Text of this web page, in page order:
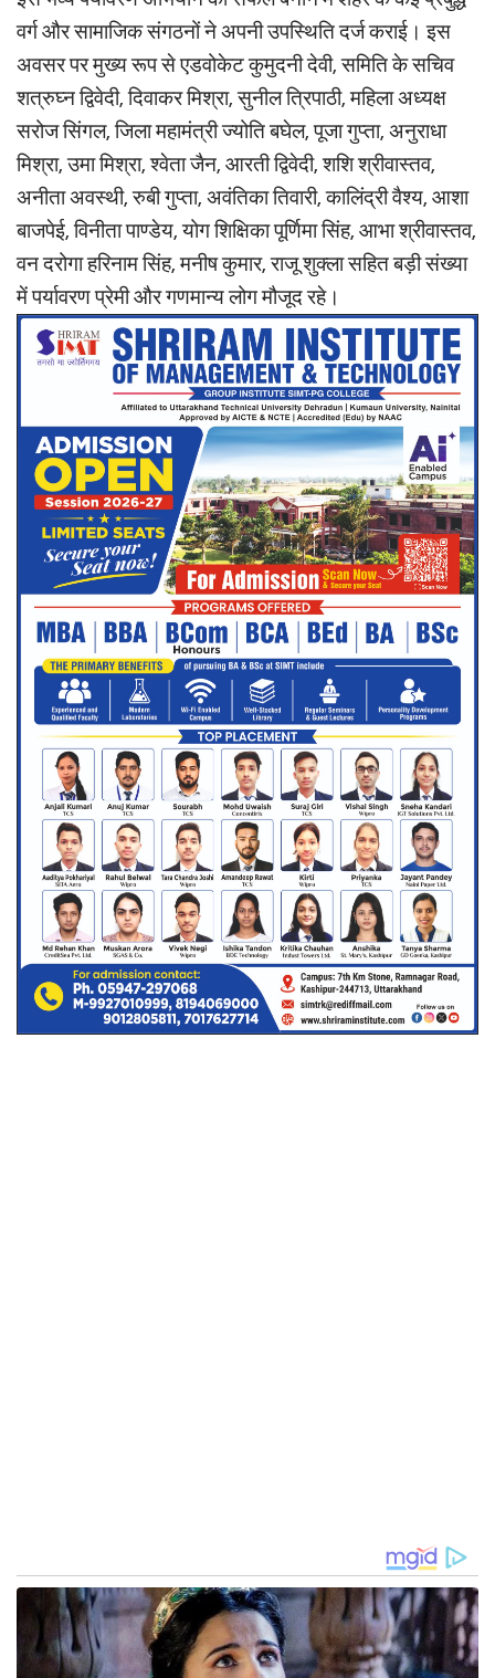
वर्ग और सामाजिक संगठनों ने अपनी उपस्थिति दर्ज कराई। इस
अवसर पर मुख्य रूप से एडवोकेट कुमुदनी देवी, समिति के सचिव
शत्रुघ्न द्विवेदी, दिवाकर मिश्रा, सुनील त्रिपाठी, महिला अध्यक्ष
सरोज सिंगल, जिला महामंत्री ज्योति बघेल, पूजा गुप्ता, अनुराधा
मिश्रा, उमा मिश्रा, श्वेता जैन, आरती द्विवेदी, शशि श्रीवास्तव,
अनीता अवस्थी, रुबी गुप्ता, अवंतिका तिवारी, कालिंद्री वैश्य, आशा
बाजपेई, विनीता पाण्डेय, योग शिक्षिका पूर्णिमा सिंह, आभा श्रीवास्तव,
वन दरोगा हरिनाम सिंह, मनीष कुमार, राजू शुक्ला सहित बड़ी संख्या
में पर्यावरण प्रेमी और गणमान्य लोग मौजूद रहे।